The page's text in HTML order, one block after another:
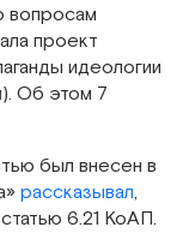
вопросам
проект
идеологии
Об этом 7
был внесен в
рассказывал,
6.21 КоАП.